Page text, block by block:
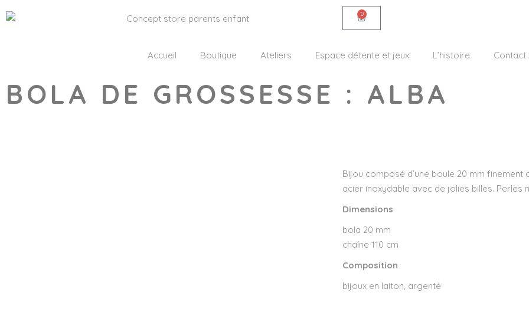
0
Accueil Boutique Ateliers Espace détente et jeux L’histoire Contact
BOLA DE GROSSESSE : ALBA
Bijou composé d’une boule 20 mm finement
acier inoxydable avec de jolies billes. Perles
Dimensions
bola 20 mm
chaîne 110 cm
Composition
bijoux en laiton, argenté